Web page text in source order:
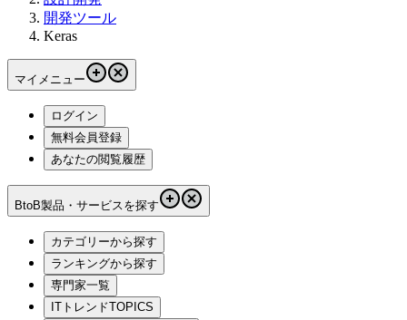
開発ツール
Keras
マイメニュー
ログイン
無料会員登録
あなたの閲覧履歴
BtoB製品・サービスを探す
カテゴリーから探す
ランキングから探す
専門家一覧
ITトレンドTOPICS